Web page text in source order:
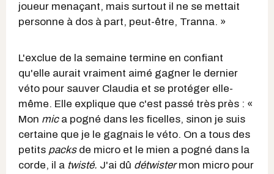
joueur menaçant, mais surtout il ne se mettait
personne à dos à part, peut-être, Tranna. »
L'exclue de la semaine termine en confiant
qu'elle aurait vraiment aimé gagner le dernier
véto pour sauver Claudia et se protéger elle-
même. Elle explique que c'est passé très près : «
Mon mica pogné dans les ficelles, sinon je suis
certaine que je le gagnais le véto. On a tous des
petits packsde micro et le mien a pogné dans la
corde, il a twisté. J'ai dû détwistermon micro pour